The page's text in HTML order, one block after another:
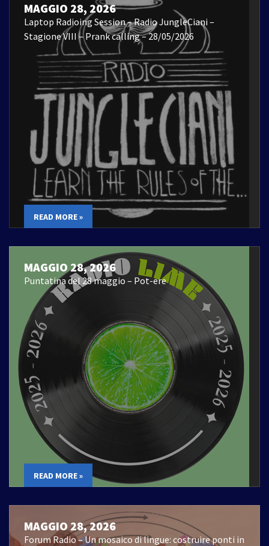
MAGGIO 28, 2026
Laptop Radioing Session – Radio JungleCiani –
Stagione VIII – Prank calling – 28/05/2026
READ MORE »
MAGGIO 28, 2026
Puntatina del 28 maggio – Pot-ere
READ MORE »
MAGGIO 28, 2026
Forum Radio – Un mosaico di lingue: costruire ponti in